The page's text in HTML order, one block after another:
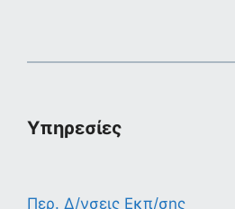
Υπηρεσίες
Περ. Δ/νσεις Εκπ/σης